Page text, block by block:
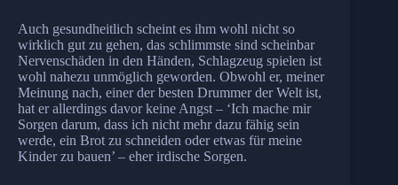
Auch gesundheitlich scheint es ihm wohl nicht so
wirklich gut zu gehen, das schlimmste sind scheinbar
Nervenschäden in den Händen, Schlagzeug spielen ist
wohl nahezu unmöglich geworden. Obwohl er, meiner
Meinung nach, einer der besten Drummer der Welt ist,
hat er allerdings davor keine Angst – ‘Ich mache mir
Sorgen darum, dass ich nicht mehr dazu fähig sein
werde, ein Brot zu schneiden oder etwas für meine
Kinder zu bauen’ – eher irdische Sorgen.